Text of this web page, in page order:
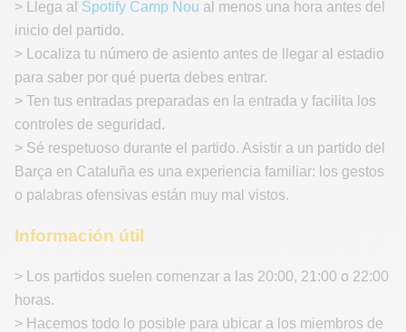
> Llega al Spotify Camp Nou al menos una hora antes del
inicio del partido.
> Localiza tu número de asiento antes de llegar al estadio
para saber por qué puerta debes entrar.
> Ten tus entradas preparadas en la entrada y facilita los
controles de seguridad.
> Sé respetuoso durante el partido. Asistir a un partido del
Barça en Cataluña es una experiencia familiar: los gestos
o palabras ofensivas están muy mal vistos.
Información útil
> Los partidos suelen comenzar a las 20:00, 21:00 o 22:00
horas.
> Hacemos todo lo posible para ubicar a los miembros de